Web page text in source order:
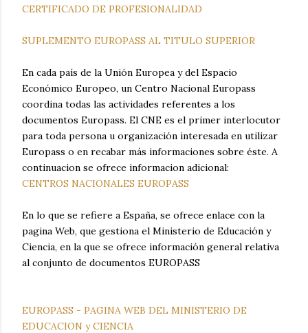
CERTIFICADO DE PROFESIONALIDAD
SUPLEMENTO EUROPASS AL TITULO SUPERIOR
En cada país de la Unión Europea y del Espacio
Económico Europeo, un Centro Nacional Europass
coordina todas las actividades referentes a los
documentos Europass. El CNE es el primer interlocutor
para toda persona u organización interesada en utilizar
Europass o en recabar más informaciones sobre éste. A
continuacion se ofrece informacion adicional:
CENTROS NACIONALES EUROPASS
En lo que se refiere a España, se ofrece enlace con la
pagina Web, que gestiona el Ministerio de Educación y
Ciencia, en la que se ofrece información general relativa
al conjunto de documentos EUROPASS
EUROPASS - PAGINA WEB DEL MINISTERIO DE
EDUCACION y CIENCIA